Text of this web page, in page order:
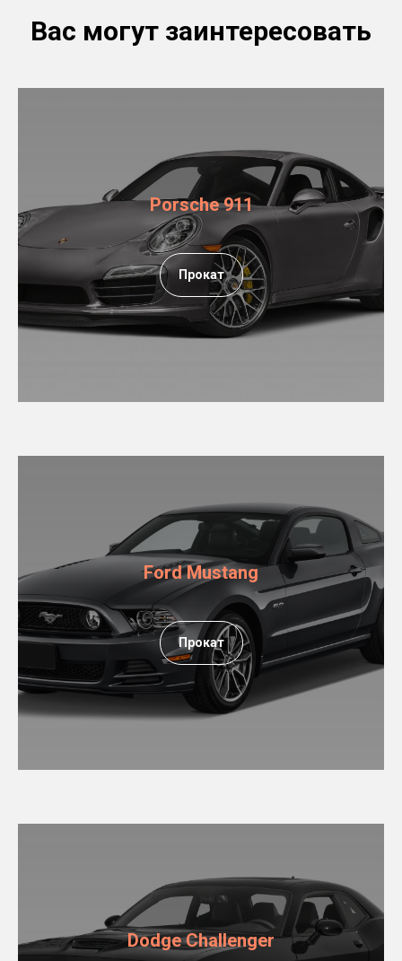
Вас могут заинтересовать
Porsche 911
Прокат
Ford Mustang
Прокат
Dodge Challenger